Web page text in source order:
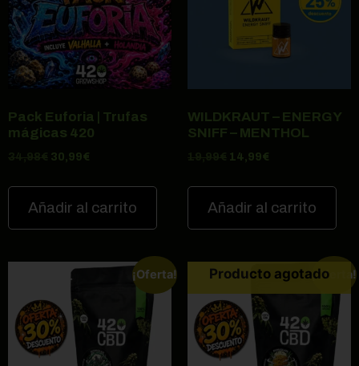
Pack Euforia | Trufas
mágicas 420
30,99€
Añadir al carrito
WILDKRAUT – ENERGY
SNIFF – MENTHOL
14,99€
Añadir al carrito
¡Oferta! ¡Oferta!
Producto agotado